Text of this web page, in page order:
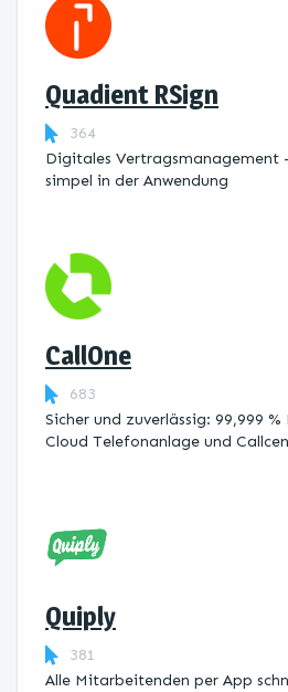
Quadient RSign
364
Digitales Vertragsmanagement
simpel in der Anwendung
CallOne
683
Sicher und zuverlässig: 99,999
Cloud Telefonanlage und
Quiply
381
Alle Mitarbeitenden per App